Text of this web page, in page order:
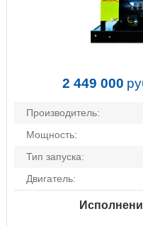
2 449 000
Производитель:
Мощность:
Тип запуска:
Двигатель: